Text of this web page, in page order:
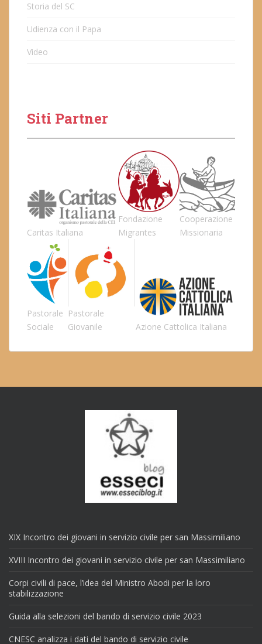
Storia del SC
Udienza con il Papa
Video
Siti Partner
Caritas Italiana
Fondazione
Migrantes
Cooperazione
Missionaria
Pastorale
Sociale
Pastorale
Giovanile
Azione Cattolica Italiana
XIX Incontro dei giovani in servizio civile per san Massimiliano
XVIII Incontro dei giovani in servizio civile per san Massimiliano
Corpi civili di pace, l’idea del Ministro Abodi per la loro
stabilizzazione
Guida alla selezioni del bando di servizio civile 2023
CNESC analizza i dati del bando di servizio civile